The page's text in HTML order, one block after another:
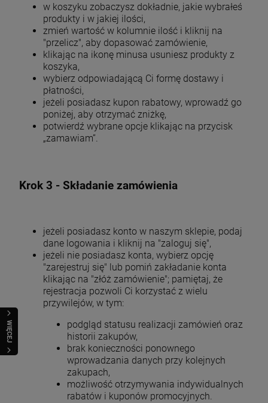
WIĘCEJ
w koszyku zobaczysz dokładnie, jakie wybrałeś
produkty i w jakiej ilości,
zmień wartość w kolumnie ilość i kliknij na
"przelicz", aby dopasować zamówienie,
klikając na ikonę minusa usuniesz produkty z
koszyka,
wybierz odpowiadającą Ci formę dostawy i
płatności,
jeżeli posiadasz kupon rabatowy, wprowadź go
poniżej, aby otrzymać zniżkę,
potwierdź wybrane opcje klikając na przycisk
„zamawiam”.
Krok 3 - Składanie zamówienia
jeżeli posiadasz konto w naszym sklepie, podaj
dane logowania i kliknij na "zaloguj się",
jeżeli nie posiadasz konta, wybierz opcję
"zarejestruj się" lub pomiń zakładanie konta
klikając na "złóż zamówienie"; pamiętaj, że
rejestracja pozwoli Ci korzystać z wielu
przywilejów, w tym:
podgląd statusu realizacji zamówień oraz
historii zakupów,
brak konieczności ponownego
wprowadzania danych przy kolejnych
zakupach,
możliwość otrzymywania indywidualnych
rabatów i kuponów promocyjnych.